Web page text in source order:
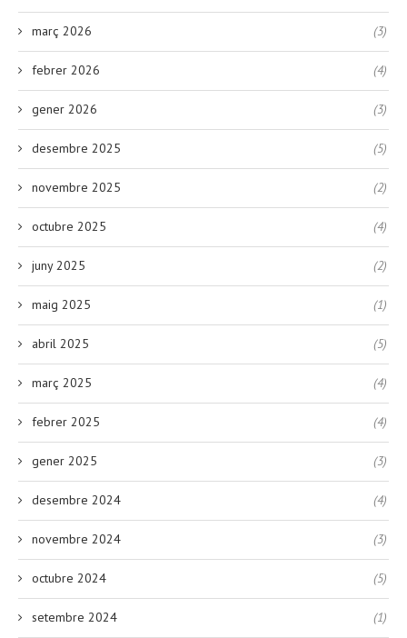
març 2026 (3)
febrer 2026 (4)
gener 2026 (3)
desembre 2025 (5)
novembre 2025 (2)
octubre 2025 (4)
juny 2025 (2)
maig 2025 (1)
abril 2025 (5)
març 2025 (4)
febrer 2025 (4)
gener 2025 (3)
desembre 2024 (4)
novembre 2024 (3)
octubre 2024 (5)
setembre 2024 (1)